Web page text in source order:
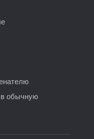
обычную